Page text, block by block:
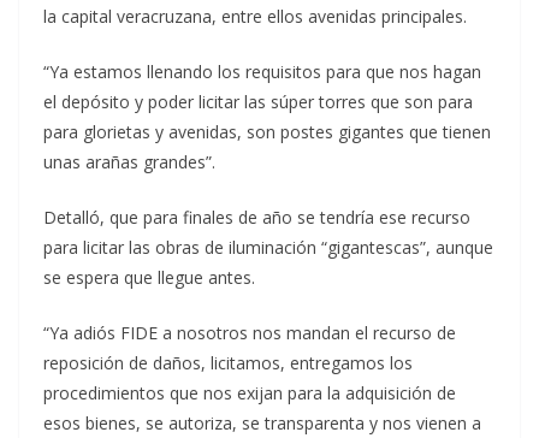
la capital veracruzana, entre ellos avenidas principales.
“Ya estamos llenando los requisitos para que nos hagan
el depósito y poder licitar las súper torres que son para
para glorietas y avenidas, son postes gigantes que tienen
unas arañas grandes”.
Detalló, que para finales de año se tendría ese recurso
para licitar las obras de iluminación “gigantescas”, aunque
se espera que llegue antes.
“Ya adiós FIDE a nosotros nos mandan el recurso de
reposición de daños, licitamos, entregamos los
procedimientos que nos exijan para la adquisición de
esos bienes, se autoriza, se transparenta y nos vienen a